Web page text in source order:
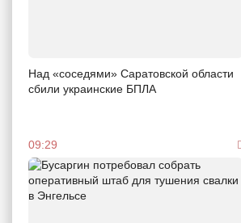
Над «соседями» Саратовской области
сбили украинские БПЛА
09:29